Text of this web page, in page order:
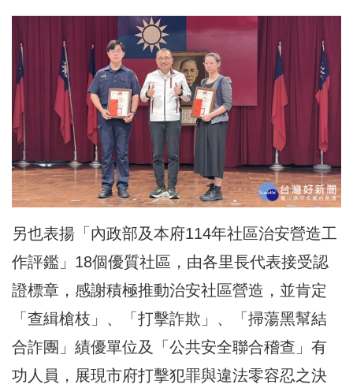
另也表揚「內政部及本府114年社區治安營造工
作評鑑」18個優質社區，由各里長代表接受認
證標章，感謝積極推動治安社區營造，並肯定
「查緝槍枝」、「打擊詐欺」、「掃蕩黑幫結
合詐團」績優單位及「公共安全聯合稽查」有
功人員，展現市府打擊犯罪與違法零容忍之決